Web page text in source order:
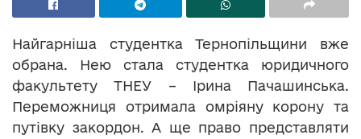
Найгарніша студентка Тернопільщини вже
обрана. Нею стала студентка юридичного
факультету ТНЕУ – Ірина Пачашинська.
Переможниця отримала омріяну корону та
путівку закордон. А ще право представляти